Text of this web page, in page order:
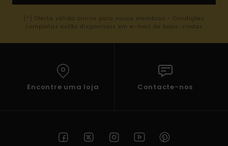
(*) Oferta válida online para novos membros - Condições
completas estão disponíveis em e-mail de boas-vindas
Encontre uma loja Contacte-nos